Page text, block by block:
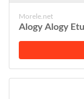
Morele.net
Alogy Alogy